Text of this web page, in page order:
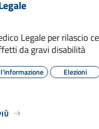
Legale per rilascio
da gravi disabilità
Elezioni